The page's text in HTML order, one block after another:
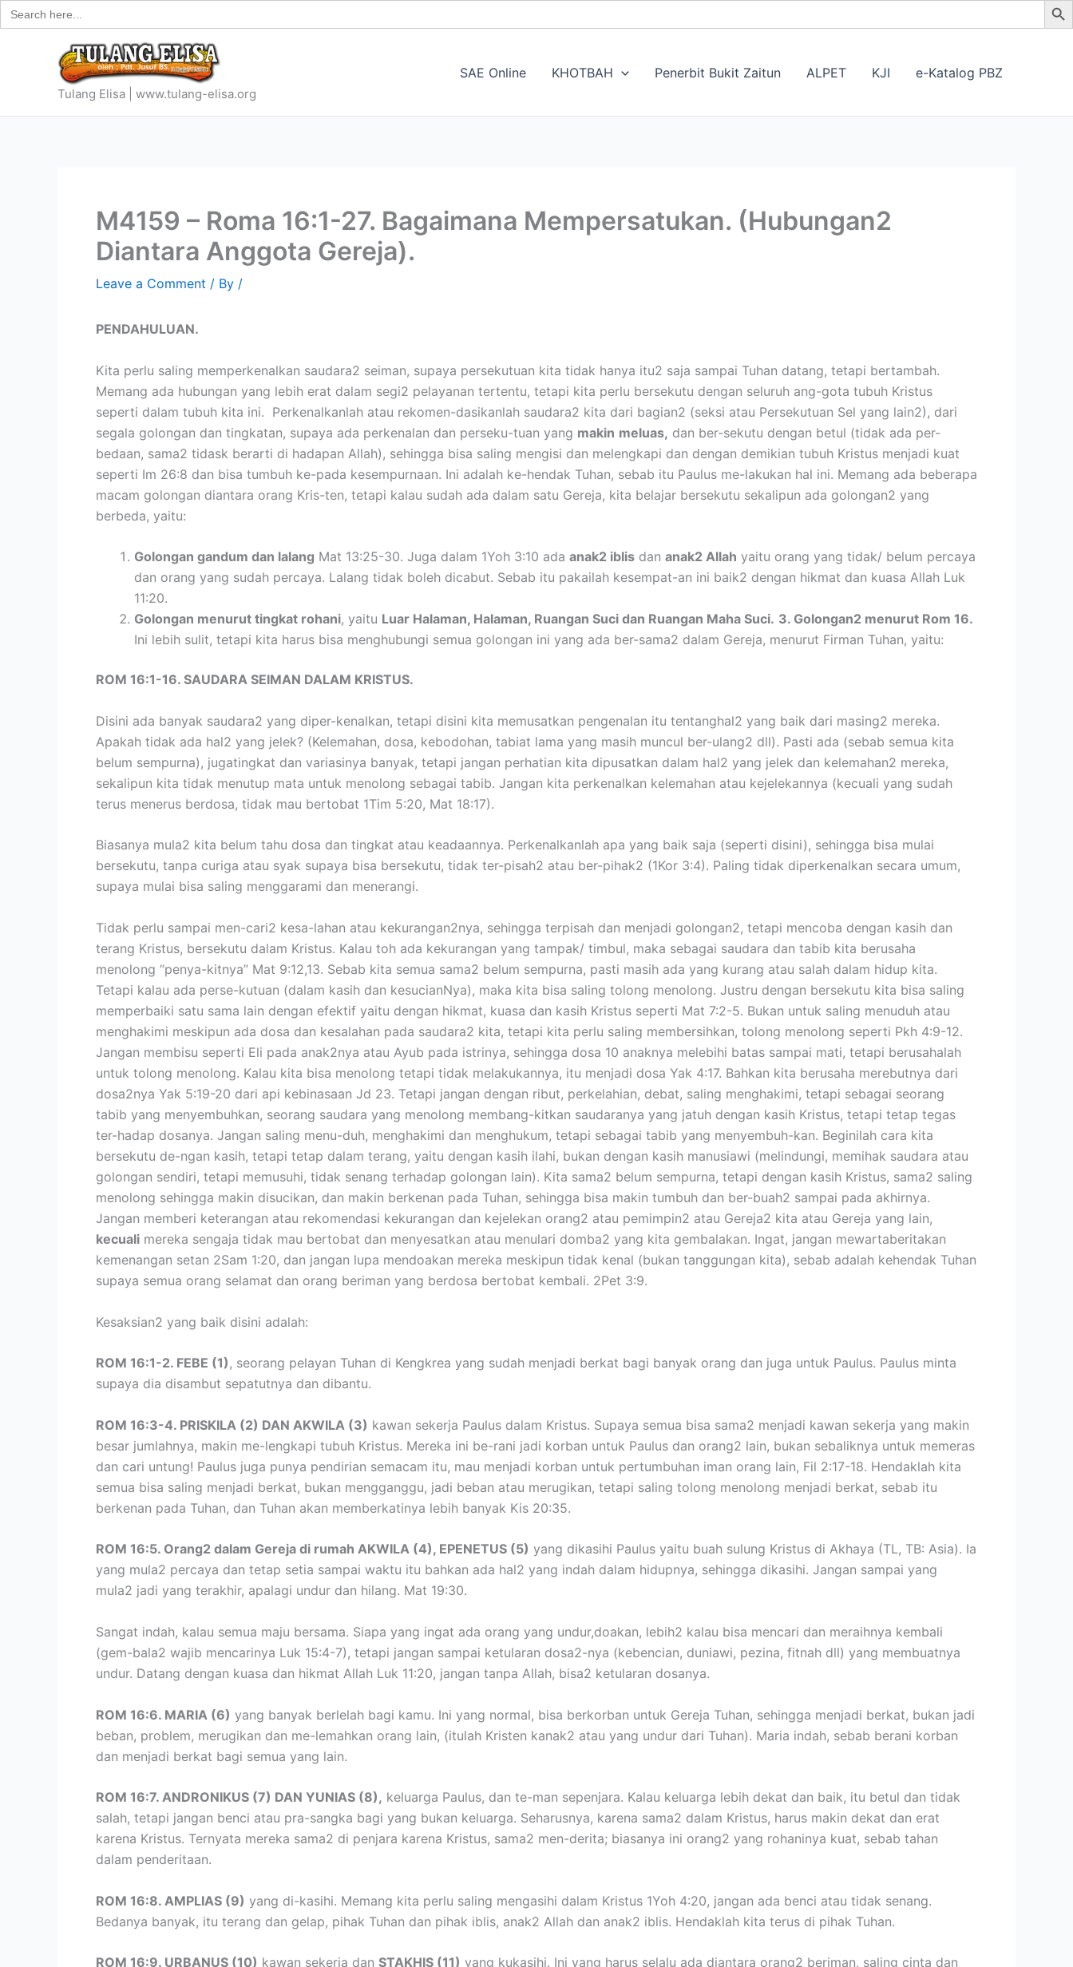
Search
for:
Skip
to
Tulang Elisa | www.tulang-elisa.org
SAE Online KHOTBAH Penerbit Bukit Zaitun ALPET KJI e-Katalog PBZ
M4159 – Roma 16:1-27. Bagaimana Mempersatukan. (Hubungan2
Diantara Anggota Gereja).
Leave a Comment / By /
PENDAHULUAN.
Kita perlu saling memperkenalkan saudara2 seiman, supaya persekutuan kita tidak hanya itu2 saja sampai Tuhan datang, tetapi bertambah.
Memang ada hubungan yang lebih erat dalam segi2 pelayanan tertentu, tetapi kita perlu bersekutu dengan seluruh ang-gota tubuh Kristus
seperti dalam tubuh kita ini. Perkenalkanlah atau rekomen-dasikanlah saudara2 kita dari bagian2 (seksi atau Persekutuan Sel yang lain2), dari
segala golongan dan tingkatan, supaya ada perkenalan dan perseku-tuan yang makin meluas, dan ber-sekutu dengan betul (tidak ada per-
bedaan, sama2 tidask berarti di hadapan Allah), sehingga bisa saling mengisi dan melengkapi dan dengan demikian tubuh Kristus menjadi kuat
seperti Im 26:8 dan bisa tumbuh ke-pada kesempurnaan. Ini adalah ke-hendak Tuhan, sebab itu Paulus me-lakukan hal ini. Memang ada beberapa
macam golongan diantara orang Kris-ten, tetapi kalau sudah ada dalam satu Gereja, kita belajar bersekutu sekalipun ada golongan2 yang
berbeda, yaitu:
Golongan gandum dan lalang Mat 13:25-30. Juga dalam 1Yoh 3:10 ada anak2 iblis dan anak2 Allah yaitu orang yang tidak/ belum percaya
dan orang yang sudah percaya. Lalang tidak boleh dicabut. Sebab itu pakailah kesempat-an ini baik2 dengan hikmat dan kuasa Allah Luk
11:20.
Golongan menurut tingkat rohani, yaitu Luar Halaman, Halaman, Ruangan Suci dan Ruangan Maha Suci. 3. Golongan2 menurut Rom 16.
Ini lebih sulit, tetapi kita harus bisa menghubungi semua golongan ini yang ada ber-sama2 dalam Gereja, menurut Firman Tuhan, yaitu:
ROM 16:1-16. SAUDARA SEIMAN DALAM KRISTUS.
Disini ada banyak saudara2 yang diper-kenalkan, tetapi disini kita memusatkan pengenalan itu tentanghal2 yang baik dari masing2 mereka.
Apakah tidak ada hal2 yang jelek? (Kelemahan, dosa, kebodohan, tabiat lama yang masih muncul ber-ulang2 dll). Pasti ada (sebab semua kita
belum sempurna), jugatingkat dan variasinya banyak, tetapi jangan perhatian kita dipusatkan dalam hal2 yang jelek dan kelemahan2 mereka,
sekalipun kita tidak menutup mata untuk menolong sebagai tabib. Jangan kita perkenalkan kelemahan atau kejelekannya (kecuali yang sudah
terus menerus berdosa, tidak mau bertobat 1Tim 5:20, Mat 18:17).
Biasanya mula2 kita belum tahu dosa dan tingkat atau keadaannya. Perkenalkanlah apa yang baik saja (seperti disini), sehingga bisa mulai
bersekutu, tanpa curiga atau syak supaya bisa bersekutu, tidak ter-pisah2 atau ber-pihak2 (1Kor 3:4). Paling tidak diperkenalkan secara umum,
supaya mulai bisa saling menggarami dan menerangi.
Tidak perlu sampai men-cari2 kesa-lahan atau kekurangan2nya, sehingga terpisah dan menjadi golongan2, tetapi mencoba dengan kasih dan
terang Kristus, bersekutu dalam Kristus. Kalau toh ada kekurangan yang tampak/ timbul, maka sebagai saudara dan tabib kita berusaha
menolong “penya-kitnya” Mat 9:12,13. Sebab kita semua sama2 belum sempurna, pasti masih ada yang kurang atau salah dalam hidup kita.
Tetapi kalau ada perse-kutuan (dalam kasih dan kesucianNya), maka kita bisa saling tolong menolong. Justru dengan bersekutu kita bisa saling
memperbaiki satu sama lain dengan efektif yaitu dengan hikmat, kuasa dan kasih Kristus seperti Mat 7:2-5. Bukan untuk saling menuduh atau
menghakimi meskipun ada dosa dan kesalahan pada saudara2 kita, tetapi kita perlu saling membersihkan, tolong menolong seperti Pkh 4:9-12.
Jangan membisu seperti Eli pada anak2nya atau Ayub pada istrinya, sehingga dosa 10 anaknya melebihi batas sampai mati, tetapi berusahalah
untuk tolong menolong. Kalau kita bisa menolong tetapi tidak melakukannya, itu menjadi dosa Yak 4:17. Bahkan kita berusaha merebutnya dari
dosa2nya Yak 5:19-20 dari api kebinasaan Jd 23. Tetapi jangan dengan ribut, perkelahian, debat, saling menghakimi, tetapi sebagai seorang
tabib yang menyembuhkan, seorang saudara yang menolong membang-kitkan saudaranya yang jatuh dengan kasih Kristus, tetapi tetap tegas
ter-hadap dosanya. Jangan saling menu-duh, menghakimi dan menghukum, tetapi sebagai tabib yang menyembuh-kan. Beginilah cara kita
bersekutu de-ngan kasih, tetapi tetap dalam terang, yaitu dengan kasih ilahi, bukan dengan kasih manusiawi (melindungi, memihak saudara atau
golongan sendiri, tetapi memusuhi, tidak senang terhadap golongan lain). Kita sama2 belum sempurna, tetapi dengan kasih Kristus, sama2 saling
menolong sehingga makin disucikan, dan makin berkenan pada Tuhan, sehingga bisa makin tumbuh dan ber-buah2 sampai pada akhirnya.
Jangan memberi keterangan atau rekomendasi kekurangan dan kejelekan orang2 atau pemimpin2 atau Gereja2 kita atau Gereja yang lain,
kecuali mereka sengaja tidak mau bertobat dan menyesatkan atau menulari domba2 yang kita gembalakan. Ingat, jangan mewartaberitakan
kemenangan setan 2Sam 1:20, dan jangan lupa mendoakan mereka meskipun tidak kenal (bukan tanggungan kita), sebab adalah kehendak Tuhan
supaya semua orang selamat dan orang beriman yang berdosa bertobat kembali. 2Pet 3:9.
Kesaksian2 yang baik disini adalah:
ROM 16:1-2. FEBE (1), seorang pelayan Tuhan di Kengkrea yang sudah menjadi berkat bagi banyak orang dan juga untuk Paulus. Paulus minta
supaya dia disambut sepatutnya dan dibantu.
ROM 16:3-4. PRISKILA (2) DAN AKWILA (3) kawan sekerja Paulus dalam Kristus. Supaya semua bisa sama2 menjadi kawan sekerja yang makin
besar jumlahnya, makin me-lengkapi tubuh Kristus. Mereka ini be-rani jadi korban untuk Paulus dan orang2 lain, bukan sebaliknya untuk memeras
dan cari untung! Paulus juga punya pendirian semacam itu, mau menjadi korban untuk pertumbuhan iman orang lain, Fil 2:17-18. Hendaklah kita
semua bisa saling menjadi berkat, bukan mengganggu, jadi beban atau merugikan, tetapi saling tolong menolong menjadi berkat, sebab itu
berkenan pada Tuhan, dan Tuhan akan memberkatinya lebih banyak Kis 20:35.
ROM 16:5. Orang2 dalam Gereja di rumah AKWILA (4), EPENETUS (5) yang dikasihi Paulus yaitu buah sulung Kristus di Akhaya (TL, TB: Asia). Ia
yang mula2 percaya dan tetap setia sampai waktu itu bahkan ada hal2 yang indah dalam hidupnya, sehingga dikasihi. Jangan sampai yang
mula2 jadi yang terakhir, apalagi undur dan hilang. Mat 19:30.
Sangat indah, kalau semua maju bersama. Siapa yang ingat ada orang yang undur,doakan, lebih2 kalau bisa mencari dan meraihnya kembali
(gem-bala2 wajib mencarinya Luk 15:4-7), tetapi jangan sampai ketularan dosa2-nya (kebencian, duniawi, pezina, fitnah dll) yang membuatnya
undur. Datang dengan kuasa dan hikmat Allah Luk 11:20, jangan tanpa Allah, bisa2 ketularan dosanya.
ROM 16:6. MARIA (6) yang banyak berlelah bagi kamu. Ini yang normal, bisa berkorban untuk Gereja Tuhan, sehingga menjadi berkat, bukan jadi
beban, problem, merugikan dan me-lemahkan orang lain, (itulah Kristen kanak2 atau yang undur dari Tuhan). Maria indah, sebab berani korban
dan menjadi berkat bagi semua yang lain.
ROM 16:7. ANDRONIKUS (7) DAN YUNIAS (8), keluarga Paulus, dan te-man sepenjara. Kalau keluarga lebih dekat dan baik, itu betul dan tidak
salah, tetapi jangan benci atau pra-sangka bagi yang bukan keluarga. Seharusnya, karena sama2 dalam Kristus, harus makin dekat dan erat
karena Kristus. Ternyata mereka sama2 di penjara karena Kristus, sama2 men-derita; biasanya ini orang2 yang rohaninya kuat, sebab tahan
dalam penderitaan.
ROM 16:8. AMPLIAS (9) yang di-kasihi. Memang kita perlu saling mengasihi dalam Kristus 1Yoh 4:20, jangan ada benci atau tidak senang.
Bedanya banyak, itu terang dan gelap, pihak Tuhan dan pihak iblis, anak2 Allah dan anak2 iblis. Hendaklah kita terus di pihak Tuhan.
ROM 16:9. URBANUS (10) kawan sekerja dan STAKHIS (11) yang kukasihi. Ini yang harus selalu ada diantara orang2 beriman, saling cinta dan